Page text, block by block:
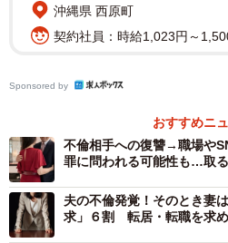
ント多くなっています。
沖縄県 西原町
契約社員：時給1,023円～
Sponsored by
おすすめニ
不倫相手への復讐→職場や
罪に問われる可能性も…取
夫の不倫発覚！そのとき妻
求」６割 転居・転職を求